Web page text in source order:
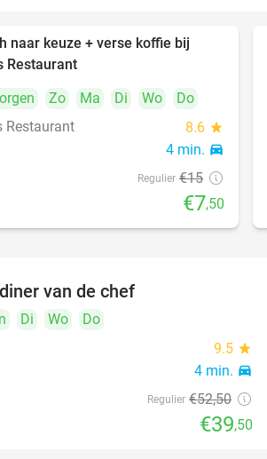
naar keuze + verse koffie bij
Restaurant
Zo Ma Di Wo
Do
Restaurant
8.6 star
4 min. directions_car
Regulier €15
€7,50
van de chef
Di Wo
Do
9.5 star
4 min. directions_car
Regulier €52,50
€39,50